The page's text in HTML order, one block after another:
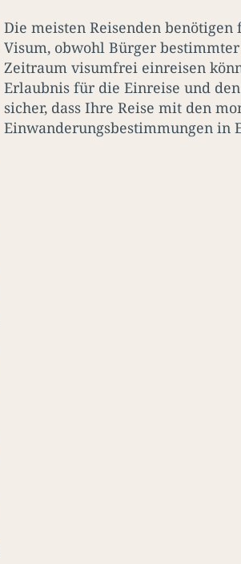
Die meisten Reisenden
Visum, obwohl Bürger
Zeitraum visumfrei einreisen
Erlaubnis für die Einreise und
sicher, dass Ihre Reise mit den
Einwanderungsbestimmungen in